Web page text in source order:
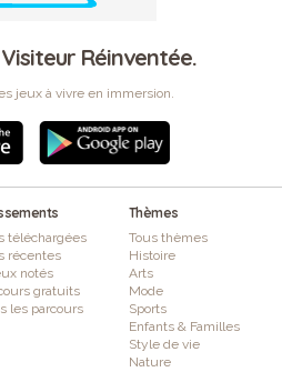
Réinventée.
jeux à vivre en immersion.
téléchargées
récentes
notés
gratuits
les parcours
Thèmes
Tous thèmes
Histoire
Arts
Mode
Sports
Enfants & Familles
Style de vie
Nature